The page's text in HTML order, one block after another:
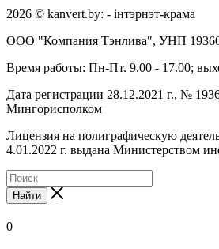
2026 © kanvert.by: - інтэрнэт-крама
ООО "Компания Тэнлива", УНП
Время работы: Пн-Пт. 9.00 - 17.00;
Дата регистрации 28.12.2021 г., №
Мингорисполком
Лицензия на полиграфическую
4.01.2022 г. выдана Министерством
Найти
0